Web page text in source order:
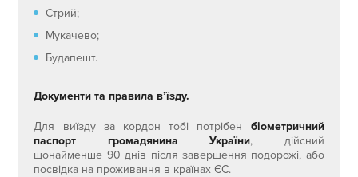
Стрий;
Мукачево;
Будапешт.
Документи та правила в’їзду.
Для виїзду за кордон тобі потрібен біометричний
паспорт громадянина України, дійсний
щонайменше 90 днів після завершення подорожі, або
посвідка на проживання в країнах ЄС.